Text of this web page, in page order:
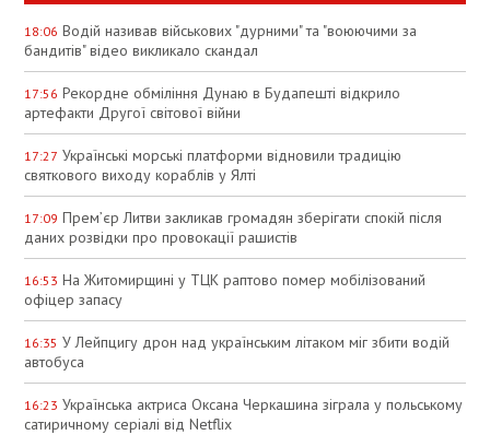
18:06 Водій називав військових "дурними" та "воюючими за
бандитів" відео викликало скандал
17:56 Рекордне обміління Дунаю в Будапешті відкрило
артефакти Другої світової війни
17:27 Українські морські платформи відновили традицію
святкового виходу кораблів у Ялті
17:09 Прем’єр Литви закликав громадян зберігати спокій після
даних розвідки про провокації рашистів
16:53 На Житомирщині у ТЦК раптово помер мобілізований
офіцер запасу
16:35 У Лейпцигу дрон над українським літаком міг збити водій
автобуса
16:23 Українська актриса Оксана Черкашина зіграла у польському
сатиричному серіалі від Netflix